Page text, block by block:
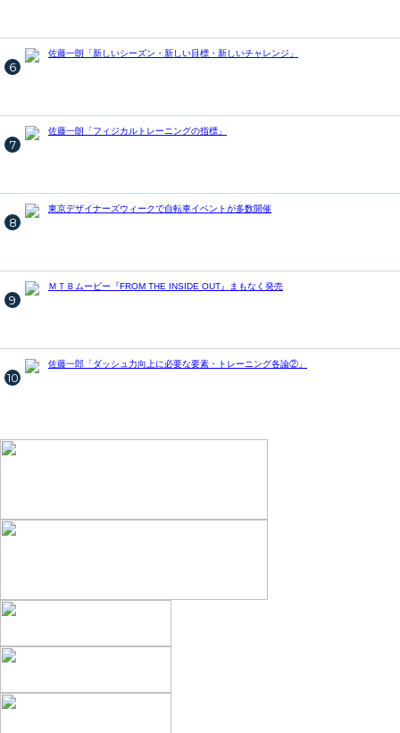
6
佐藤一朗「新しいシーズン・新しい目標・新しいチャレンジ」
7
佐藤一朗「フィジカルトレーニングの指標」
8
東京デザイナーズウィークで自転車イベントが多数開催
9
ＭＴＢムービー『FROM THE INSIDE OUT』まもなく発売
10
佐藤一郎「ダッシュ力向上に必要な要素・トレーニング各論②」